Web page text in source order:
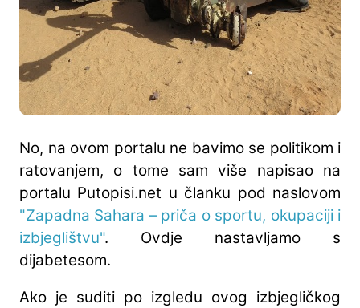
No, na ovom portalu ne bavimo se politikom i
ratovanjem, o tome sam više napisao na
portalu Putopisi.net u članku pod naslovom
"Zapadna Sahara – priča o sportu, okupaciji i
izbjeglištvu". Ovdje nastavljamo s
dijabetesom.
Ako je suditi po izgledu ovog izbjegličkog